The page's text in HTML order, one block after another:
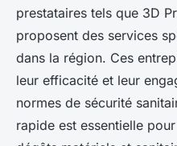
prestataires tels que 3D
proposent des services
dans la région. Ces
leur efficacité et leur
normes de sécurité
rapide est essentielle